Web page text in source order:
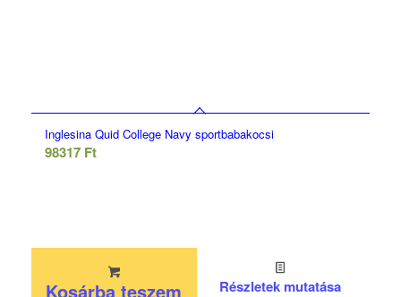
Inglesina Quid College Navy sportbabakocsi
98317 Ft
Kosárba teszem Részletek mutatása